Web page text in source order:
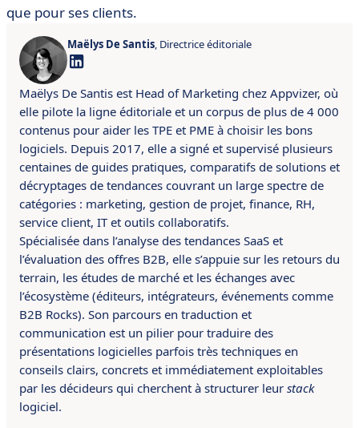
que pour ses clients.
Maëlys De Santis, Directrice éditoriale
Maëlys De Santis est Head of Marketing chez Appvizer, où
elle pilote la ligne éditoriale et un corpus de plus de 4 000
contenus pour aider les TPE et PME à choisir les bons
logiciels. Depuis 2017, elle a signé et supervisé plusieurs
centaines de guides pratiques, comparatifs de solutions et
décryptages de tendances couvrant un large spectre de
catégories : marketing, gestion de projet, finance, RH,
service client, IT et outils collaboratifs.
Spécialisée dans l’analyse des tendances SaaS et
l’évaluation des offres B2B, elle s’appuie sur les retours du
terrain, les études de marché et les échanges avec
l’écosystème (éditeurs, intégrateurs, événements comme
B2B Rocks). Son parcours en traduction et
communication est un pilier pour traduire des
présentations logicielles parfois très techniques en
conseils clairs, concrets et immédiatement exploitables
par les décideurs qui cherchent à structurer leur stack
logiciel.